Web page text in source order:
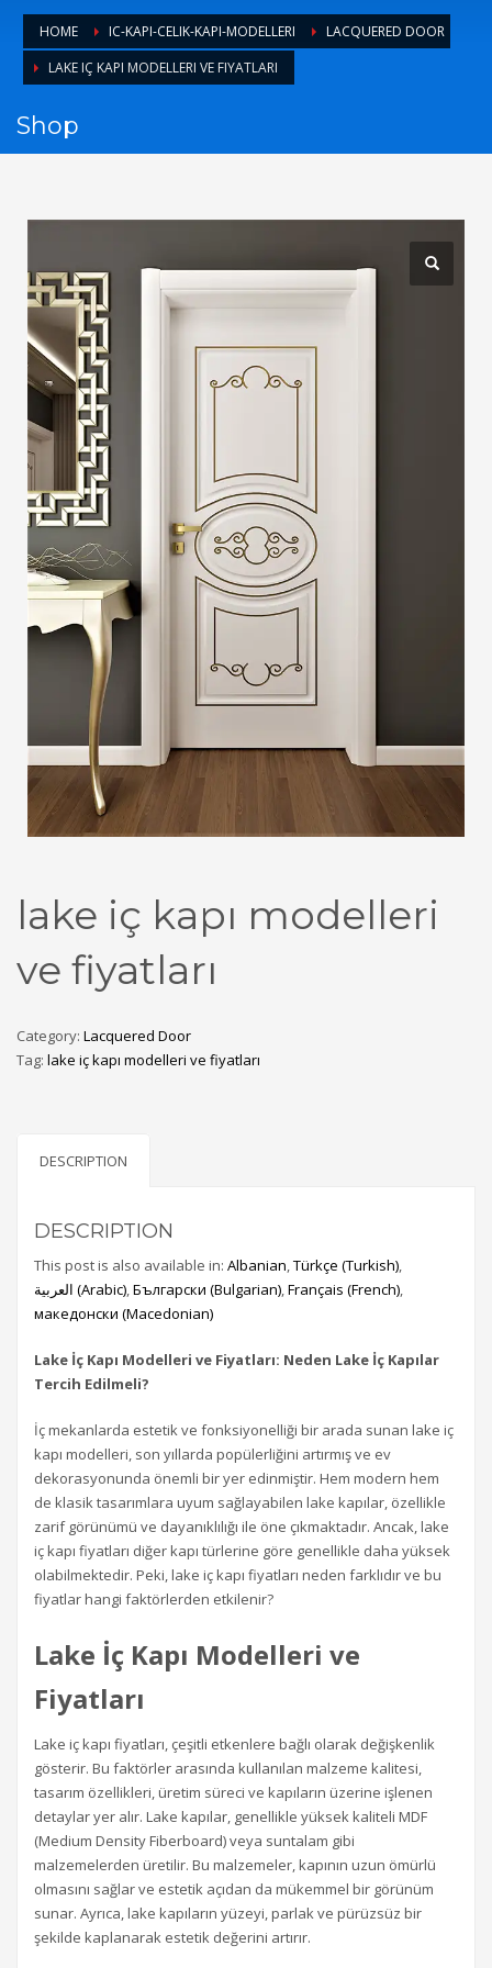
1 Login or create new account.
2 Review your order.
3 Payment &FREEshipment
If you still have problems, please let us know, by sending an
email to support@website.com . Thank you!
Sat - 9:00AM-5:00PM
Sundays by appointment only!
HOME IC-KAPI-CELIK-KAPI-MODELLERI
LACQUERED DOOR
LAKE IÇ KAPI MODELLERI VE FIYATLARI​
Shop
lake iç kapı modelleri
ve fiyatları​
Category: Lacquered Door
Tag: lake iç kapı modelleri ve fiyatları​
DESCRIPTION
DESCRIPTION
This post is also available in: Albanian Türkçe (Turkish)
العربية (Arabic) Български (Bulgarian) Français (French)
македонски (Macedonian)
Lake İç Kapı Modelleri ve Fiyatları: Neden Lake İç Kapılar
Tercih Edilmeli?
İç mekanlarda estetik ve fonksiyonelliği bir arada sunan lake iç
kapı modelleri, son yıllarda popülerliğini artırmış ve ev
dekorasyonunda önemli bir yer edinmiştir. Hem modern hem
de klasik tasarımlara uyum sağlayabilen lake kapılar, özellikle
zarif görünümü ve dayanıklılığı ile öne çıkmaktadır. Ancak, lake
iç kapı fiyatları diğer kapı türlerine göre genellikle daha yüksek
olabilmektedir. Peki, lake iç kapı fiyatları neden farklıdır ve bu
fiyatlar hangi faktörlerden etkilenir?
Lake İç Kapı Modelleri ve
Fiyatları
Lake iç kapı fiyatları, çeşitli etkenlere bağlı olarak değişkenlik
gösterir. Bu faktörler arasında kullanılan malzeme kalitesi,
tasarım özellikleri, üretim süreci ve kapıların üzerine işlenen
detaylar yer alır. Lake kapılar, genellikle yüksek kaliteli MDF
(Medium Density Fiberboard) veya suntalam gibi
malzemelerden üretilir. Bu malzemeler, kapının uzun ömürlü
olmasını sağlar ve estetik açıdan da mükemmel bir görünüm
sunar. Ayrıca, lake kapıların yüzeyi, parlak ve pürüzsüz bir
şekilde kaplanarak estetik değerini artırır.